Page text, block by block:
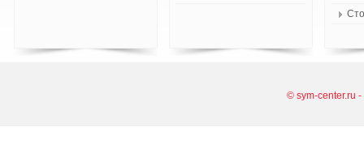
© sym-center.ru -